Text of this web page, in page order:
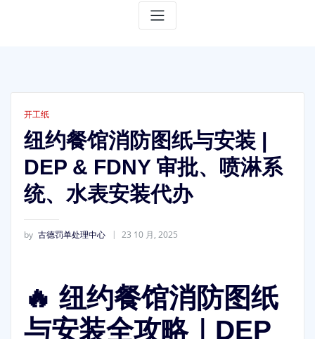
开工纸
纽约餐馆消防图纸与安装 |
DEP & FDNY 审批、喷淋系
统、水表安装代办
by 古德罚单处理中心 23 10 月, 2025
🔥 纽约餐馆消防图纸
与安装全攻略｜DEP